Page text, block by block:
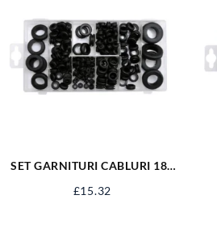
SET GARNITURI CABLURI 180
£15.32